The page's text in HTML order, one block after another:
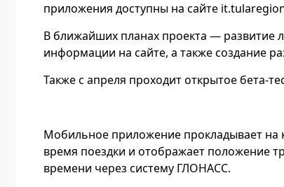
приложения доступны на сайте
В ближайших планах проекта — развитие
информации на сайте, а также создание
Также с апреля проходит открытое бета-
Мобильное приложение прокладывает на
время поездки и отображает положение
времени через систему ГЛОНАСС.